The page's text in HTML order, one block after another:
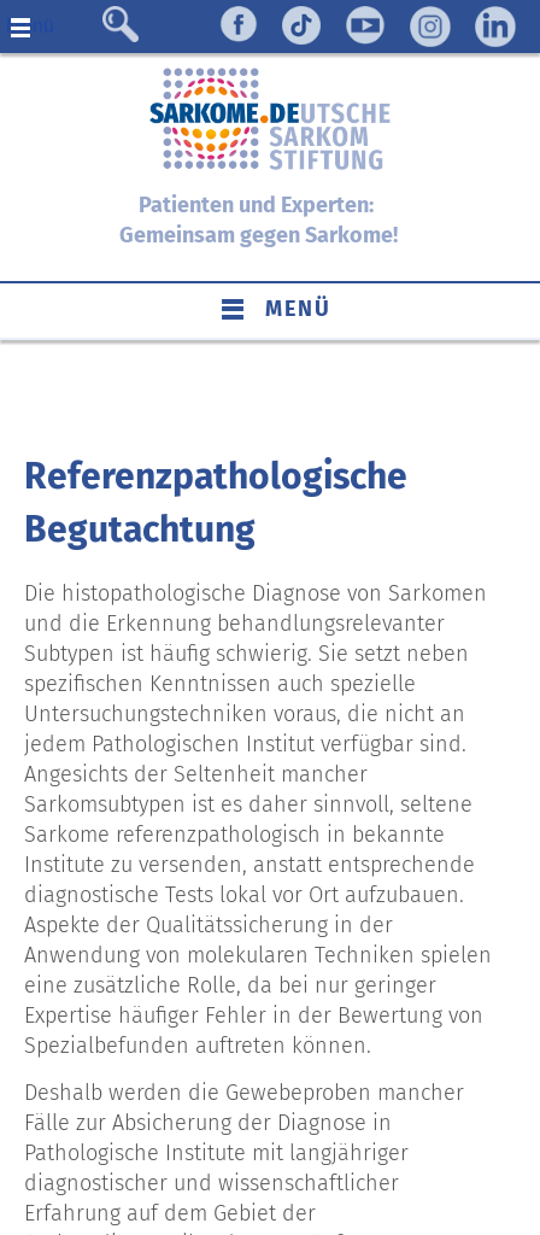
Menü
Patienten und Experten:
Gemeinsam gegen Sarkome!
MENÜ
Referenzpathologische
Begutachtung
Die histopathologische Diagnose von Sarkomen
und die Erkennung behandlungsrelevanter
Subtypen ist häufig schwierig. Sie setzt neben
spezifischen Kenntnissen auch spezielle
Untersuchungstechniken voraus, die nicht an
jedem Pathologischen Institut verfügbar sind.
Angesichts der Seltenheit mancher
Sarkomsubtypen ist es daher sinnvoll, seltene
Sarkome referenzpathologisch in bekannte
Institute zu versenden, anstatt entsprechende
diagnostische Tests lokal vor Ort aufzubauen.
Aspekte der Qualitätssicherung in der
Anwendung von molekularen Techniken spielen
eine zusätzliche Rolle, da bei nur geringer
Expertise häufiger Fehler in der Bewertung von
Spezialbefunden auftreten können.
Deshalb werden die Gewebeproben mancher
Fälle zur Absicherung der Diagnose in
Pathologische Institute mit langjähriger
diagnostischer und wissenschaftlicher
Erfahrung auf dem Gebiet der